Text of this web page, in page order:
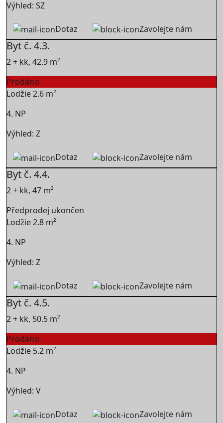
Výhled: SZ
Dotaz Zavolejte nám
Byt č. 4.3.
2 + kk, 42.9 m²
Prodáno
Lodžie 2.6 m²
4. NP
Výhled: Z
Dotaz Zavolejte nám
Byt č. 4.4.
2 + kk, 47 m²
Předprodej ukončen
Lodžie 2.8 m²
4. NP
Výhled: Z
Dotaz Zavolejte nám
Byt č. 4.5.
2 + kk, 50.5 m²
Prodáno
Lodžie 5.2 m²
4. NP
Výhled: V
Dotaz Zavolejte nám